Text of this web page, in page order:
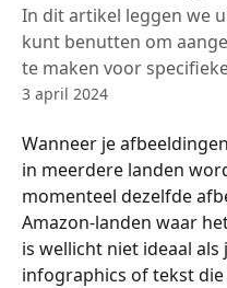
In dit artikel leggen we
kunt benutten om
te maken voor
3 april 2024
Wanneer je
in meerdere landen
momenteel dezelfde
Amazon-landen waar
is wellicht niet ideaal
infographics of tekst